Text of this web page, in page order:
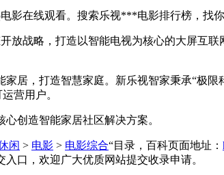
影在线观看。搜索乐视***电影排行榜，找你
战略，打造以智能电视为核心的大屏互
居，打造智慧家庭。新乐视智家秉承“极
营用户。
创造智能家居社区解决方案。
闲 > 电影 > 电影综合“目录，百科页面地址：
口，欢迎广大优质网站提交收录申请。